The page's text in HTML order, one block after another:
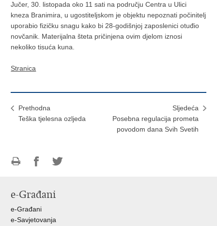
Jučer, 30. listopada oko 11 sati na području Centra u Ulici
kneza Branimira, u ugostiteljskom je objektu nepoznati počinitelj
uporabio fizičku snagu kako bi 28-godišnjoj zaposlenici otuđio
novčanik. Materijalna šteta pričinjena ovim djelom iznosi
nekoliko tisuća kuna.
Stranica
Prethodna
Teška tjelesna ozljeda
Sljedeća
Posebna regulacija prometa
povodom dana Svih Svetih
FacebookuTwitteru
e-Građani
e-Građani
e-Savjetovanja